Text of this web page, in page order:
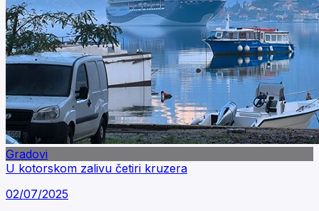
Gradovi
U kotorskom zalivu četiri kruzera
02/07/2025